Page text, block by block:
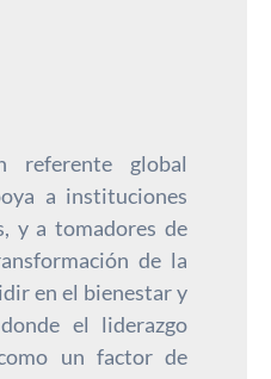
referente global
a instituciones
y a tomadores de
de la
en el bienestar y
el liderazgo
un factor de